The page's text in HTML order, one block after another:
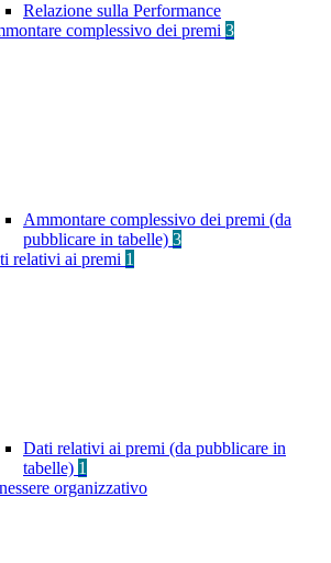
Relazione sulla Performance
complessivo dei premi 3
Ammontare complessivo dei premi (da
pubblicare in tabelle) 3
relativi ai premi 1
Dati relativi ai premi (da pubblicare in
tabelle) 1
organizzativo